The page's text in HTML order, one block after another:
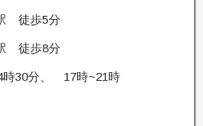
徒歩5分
徒歩8分
30分、 17時~21時